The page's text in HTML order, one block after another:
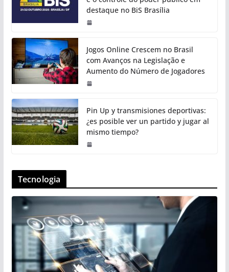
destaque no BiS Brasília
Jogos Online Crescem no Brasil
com Avanços na Legislação e
Aumento do Número de Jogadores
Pin Up y transmisiones deportivas:
¿es posible ver un partido y jugar al
mismo tiempo?
Tecnologia